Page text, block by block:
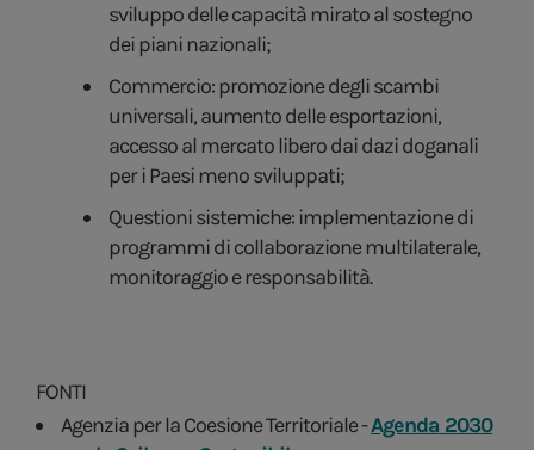
sviluppo delle capacità mirato al sostegno
dei piani nazionali;
Commercio: promozione degli scambi
universali, aumento delle esportazioni,
accesso al mercato libero dai dazi doganali
per i Paesi meno sviluppati;
Questioni sistemiche: implementazione di
programmi di collaborazione multilaterale,
monitoraggio e responsabilità.
FONTI
Agenzia per la Coesione Territoriale -Agenda 2030